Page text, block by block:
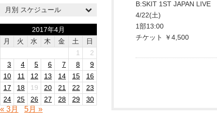
月別 スケジュール
2017年4月
月
火 水 木 金 土
日
1
2
3
4 5 6 7 8
9
10
11 12 13 14 15
16
17
18 19 20 21 22
23
24
25 26 27 28 29 30
« 3月 5月 »
B:SKIT 1ST JAPAN LIVE
4/22(土)
1部13:00
チケット ￥4,500